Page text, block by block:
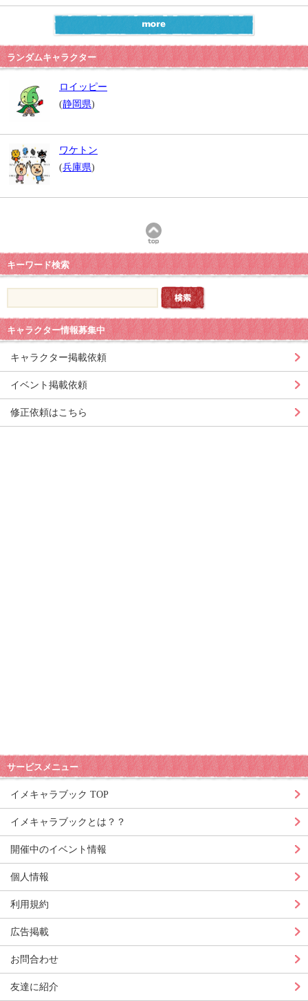
ランダムキャラクター
ロイッピー
(静岡県)
ワケトン
(兵庫県)
キーワード検索
キャラクター情報募集中
キャラクター掲載依頼
イベント掲載依頼
修正依頼はこちら
サービスメニュー
イメキャラブック TOP
イメキャラブックとは？？
開催中のイベント情報
個人情報
利用規約
広告掲載
お問合わせ
友達に紹介